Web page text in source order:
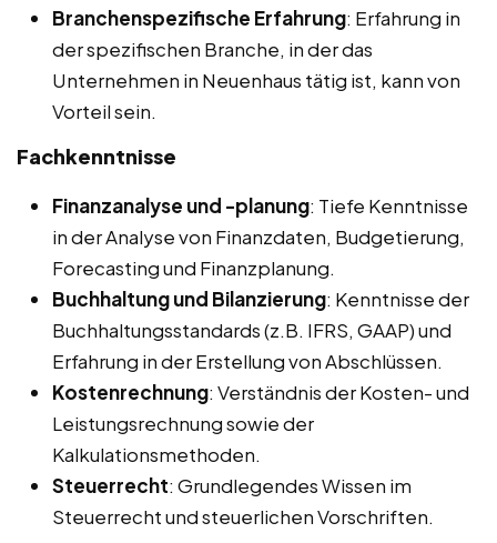
Branchenspezifische Erfahrung: Erfahrung in
der spezifischen Branche, in der das
Unternehmen in Neuenhaus tätig ist, kann von
Vorteil sein.
Fachkenntnisse
Finanzanalyse und -planung: Tiefe Kenntnisse
in der Analyse von Finanzdaten, Budgetierung,
Forecasting und Finanzplanung.
Buchhaltung und Bilanzierung: Kenntnisse der
Buchhaltungsstandards (z.B. IFRS, GAAP) und
Erfahrung in der Erstellung von Abschlüssen.
Kostenrechnung: Verständnis der Kosten- und
Leistungsrechnung sowie der
Kalkulationsmethoden.
Steuerrecht: Grundlegendes Wissen im
Steuerrecht und steuerlichen Vorschriften.